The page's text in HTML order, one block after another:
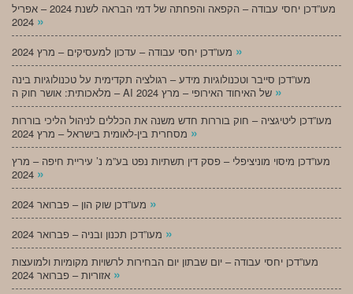
מעו”דכן יחסי עבודה – הקפאה והפחתה של דמי הבראה לשנת 2024 – אפריל
»
»
מעו”דכן סייבר וטכנולוגיות מידע – רגולציה תקדימית על טכנולוגיות בינה
»
מעו”דכן ליטיגציה – חוק בוררות חדש משנה את הכללים לניהול הליכי בוררות
»
מעו”דכן מיסוי מוניציפלי – פסק דין תשתיות נפט בע”מ נ’ עיריית חיפה – מרץ
»
»
»
מעו”דכן יחסי עבודה – יום שבתון יום הבחירות לרשויות מקומיות ולמועצות
»